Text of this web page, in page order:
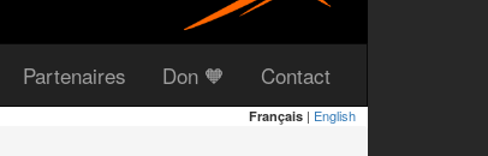
Partenaires (courant)
Don 🧡 (courant)
Contact(courant)
Français | English